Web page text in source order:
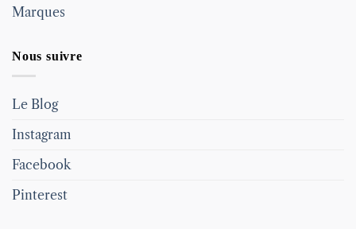
Marques
Nous suivre
Le Blog
Instagram
Facebook
Pinterest